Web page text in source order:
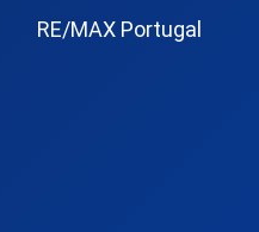
RE/MAX Portugal